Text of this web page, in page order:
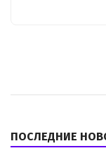
ПОСЛЕДНИЕ